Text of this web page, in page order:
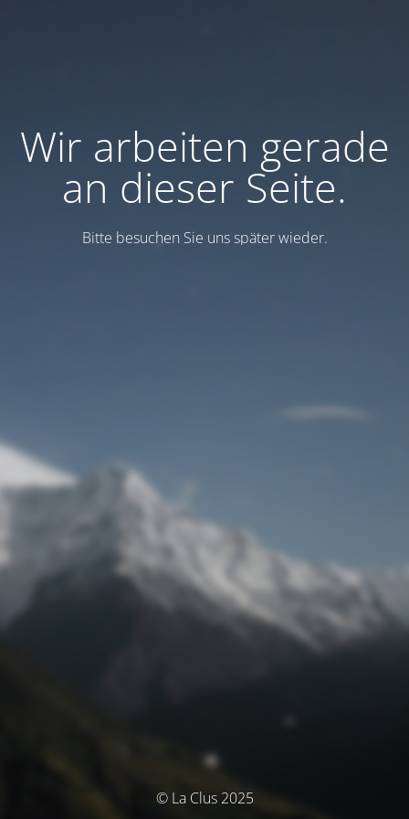
Wir arbeiten gerade
an dieser Seite.
Bitte besuchen Sie uns später wieder.
© La Clus 2025